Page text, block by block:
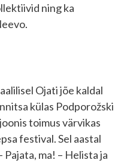
ning ka
Ojati jõe kaldal
külas Podporožski
toimus värvikas
festival. Sel aastal
ma! – Helista ja